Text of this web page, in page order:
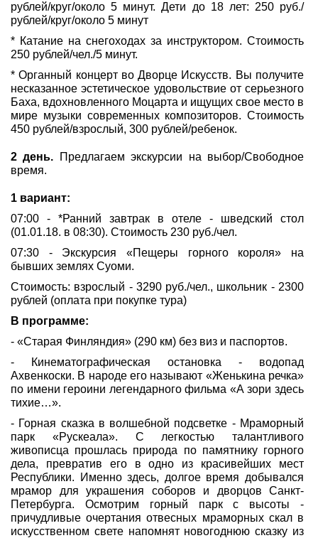
рублей/круг/около 5 минут. Дети до 18 лет: 250 руб./
рублей/круг/около 5 минут
* Катание на снегоходах за инструктором. Стоимость
250 рублей/чел./5 минут.
* Органный концерт во Дворце Искусств. Вы получите
несказанное эстетическое удовольствие от серьезного
Баха, вдохновленного Моцарта и ищущих свое место в
мире музыки современных композиторов. Стоимость
450 рублей/взрослый, 300 рублей/ребенок.
2 день. Предлагаем экскурсии на выбор/Свободное
время.
1 вариант:
07:00 - *Ранний завтрак в отеле - шведский стол
(01.01.18. в 08:30). Стоимость 230 руб./чел.
07:30 - Экскурсия «Пещеры горного короля» на
бывших землях Суоми.
Стоимость: взрослый - 3290 руб./чел., школьник - 2300
рублей (оплата при покупке тура)
В программе:
- «Старая Финляндия» (290 км) без виз и паспортов.
- Кинематографическая остановка - водопад
Ахвенкоски. В народе его называют «Женькина речка»
по имени героини легендарного фильма «А зори здесь
тихие…».
- Горная сказка в волшебной подсветке - Мраморный
парк «Рускеала». С легкостью талантливого
живописца прошлась природа по памятнику горного
дела, превратив его в одно из красивейших мест
Республики. Именно здесь, долгое время добывался
мрамор для украшения соборов и дворцов Санкт-
Петербурга. Осмотрим горный парк с высоты -
причудливые очертания отвесных мраморных скал в
искусственном свете напомнят новогоднюю сказку из